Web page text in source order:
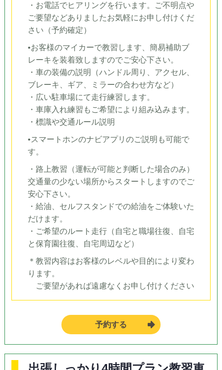
・お電話でヒアリングを行います。ご不明点や
ご要望などありましたお気軽にお申し付けくだ
さい（予約確定）
•お客様のマイカーで教習します、簡易補助ブ
レーキを装着致しますのでご安心下さい。
・車の装備の説明（ハンドル周り、アクセル、
ブレーキ、ギア、ミラーの合わせ方など）
・広い駐車場にて走行練習します。
・車庫入れ練習もご希望により組み込みます。
・標識や交通ルール説明
•スマートホンのナビアプリのご説明も可能で
す。
・路上教習（運転が可能と判断した場合のみ）
交通量の少ない場所からスタートしますのでご
安心下さい。
・給油、セルフスタンドでの給油をご体験いた
だけます。
・ご希望のルート走行（自宅と職場往復、自宅
と保育園往復、自宅周辺など）
＊教習内容はお客様のレベルや目的により変わ
ります。
ご要望があれば遠慮なくお申し付けください
予約する